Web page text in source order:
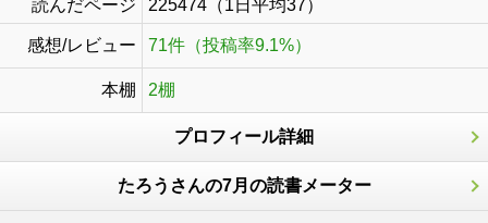
読んだページ
225474（1日平均37）
感想/レビュー 71件（投稿率9.1%）
本棚 2棚
プロフィール詳細
たろうさんの7月の読書メーター